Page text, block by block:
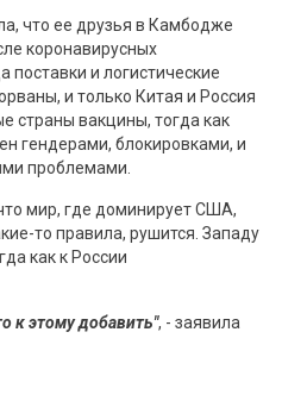
что ее друзья в Камбодже
коронавирусных
поставки и логистические
и только Китая и Россия
страны вакцины, тогда как
гендерами, блокировками, и
проблемами.
мир, где доминирует США,
то правила, рушится. Западу
как к России
к этому добавить", - заявила